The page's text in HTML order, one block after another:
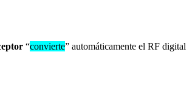
“convierte” automáticamente el RF digital